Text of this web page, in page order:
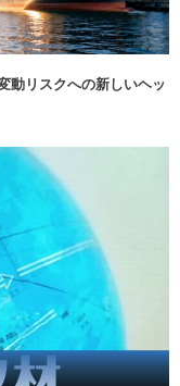
動リスクへの新しいヘッ